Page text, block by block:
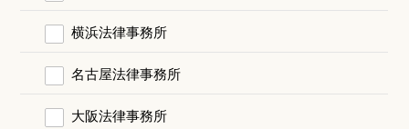
横浜法律事務所
名古屋法律事務所
大阪法律事務所